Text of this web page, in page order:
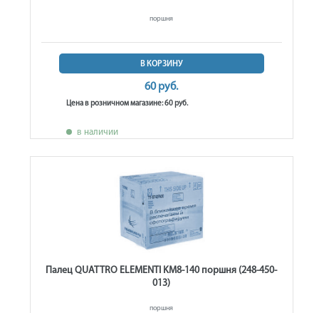
поршня
В КОРЗИНУ
60 руб.
Цена в розничном магазине: 60 руб.
в наличии
Палец QUATTRO ELEMENTI KM8-140 поршня (248-450-
013)
поршня